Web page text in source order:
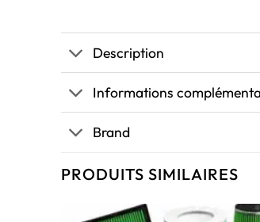
Description
Informations
Brand
PRODUITS SIMILAIRES